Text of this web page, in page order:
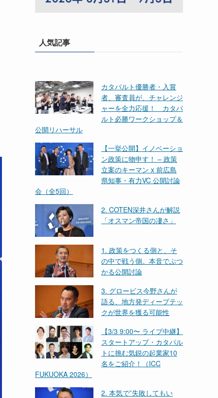
人気記事
カタパルト優勝者・入賞
者、審査員が、チャレンジ
ャーを全力応援！ カタパ
ルト必勝ワークショップ＆
公開リハーサル
【一挙公開】イノベーショ
ン政策に物申す！ – 政策
立案のキーマン x 前広島
県知事・有力VC 公開討論
会（全5回）
2. COTEN深井さんが解説
「オスマン帝国の凄さ」
1. 政策をつくる側と、そ
の中で戦う側。本音でぶつ
かる公開討論
3. グロービス今野さんが
語る、地方発ディープテッ
クが世界を獲る可能性
【3/3 9:00〜 ライブ中継】
スタートアップ・カタパル
トに挑む気鋭の起業家10
名をご紹介！（ICC
FUKUOKA 2026）
2. 本気で”失敗してもい